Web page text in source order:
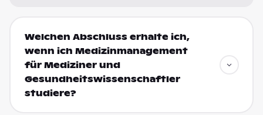
Welchen Abschluss erhalte ich,
wenn ich Medizinmanagement
für Mediziner und
Gesundheitswissenschaftler
studiere?